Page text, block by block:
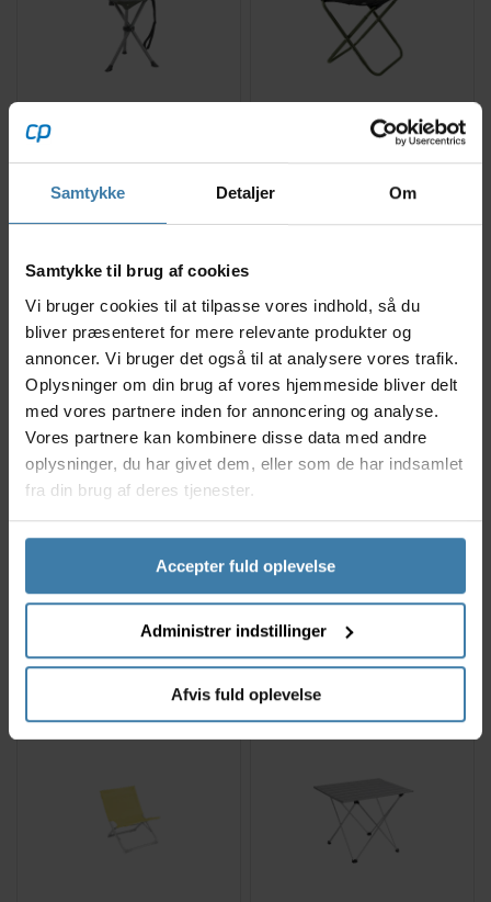
Samtykke Detaljer Om
Samtykke til brug af cookies
Vi bruger cookies til at tilpasse vores indhold, så du
bliver præsenteret for mere relevante produkter og
annoncer. Vi bruger det også til at analysere vores trafik.
Oplysninger om din brug af vores hjemmeside bliver delt
med vores partnere inden for annoncering og analyse.
Vores partnere kan kombinere disse data med andre
oplysninger, du har givet dem, eller som de har indsamlet
fra din brug af deres tjenester.
Accepter fuld oplevelse
Administrer indstillinger
Afvis fuld oplevelse
Easy Camp Elm - Foldbar
Stol - Grøn
59,00kr.
2 på lager
Robens Discover -
Campingstol - Sort/Grøn
149,00kr.
4 på lager
Robens Pathfinder Light -
Campingstol - Sort/Grøn
505,00kr.
2 på lager
Robens Geographic High -
Campingstol - Sort/Grøn
180,00